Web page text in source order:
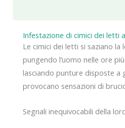
Infestazione di cimici dei letti
Le cimici dei letti si saziano la
pungendo l’uomo nelle ore
lasciando punture disposte a
provocano sensazioni di
Segnali inequivocabili della